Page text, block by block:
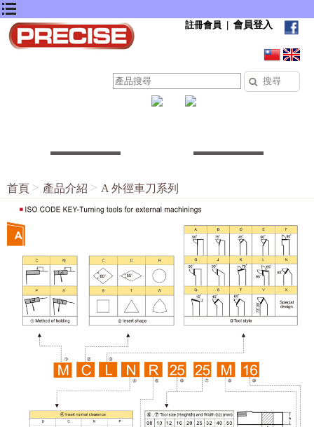
註冊會員 會員登入
首頁 產品介紹 A 外徑車刀系列